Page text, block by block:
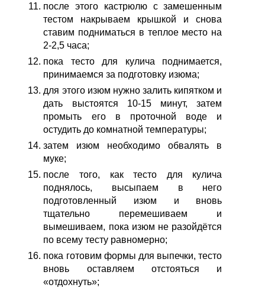
после этого кастрюлю с замешенным
тестом накрываем крышкой и снова
ставим подниматься в теплое место на
2-2,5 часа;
пока тесто для кулича поднимается,
принимаемся за подготовку изюма;
для этого изюм нужно залить кипятком и
дать выстоятся 10-15 минут, затем
промыть его в проточной воде и
остудить до комнатной температуры;
затем изюм необходимо обвалять в
муке;
после того, как тесто для кулича
поднялось, высыпаем в него
подготовленный изюм и вновь
тщательно перемешиваем и
вымешиваем, пока изюм не разойдётся
по всему тесту равномерно;
пока готовим формы для выпечки, тесто
вновь оставляем отстояться и
«отдохнуть»;